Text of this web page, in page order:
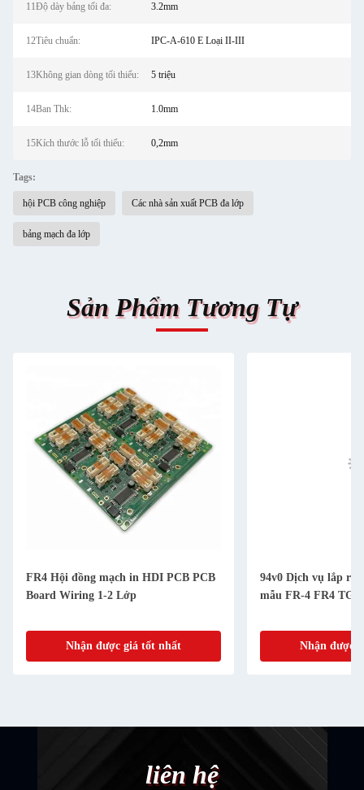
11Độ dày bảng tối đa: 3.2mm
12Tiêu chuẩn: IPC-A-610 E Loại II-III
13Không gian dòng tối thiểu: 5 triệu
14Ban Thk: 1.0mm
15Kích thước lỗ tối thiểu: 0,2mm
Tags:
hội PCB công nghiệp Các nhà sản xuất PCB đa lớp
bảng mạch đa lớp
Sản Phẩm Tương Tự
FR4 Hội đồng mạch in HDI PCB PCB
Board Wiring 1-2 Lớp
Nhận được giá tốt nhất
94v0 Dịch vụ lắp
mẫu FR-4 FR4
Nhận được
liên hệ